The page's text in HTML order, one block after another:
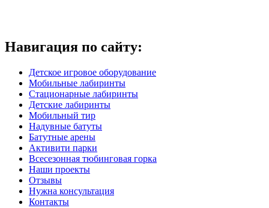
Навигация по сайту:
Детское игровое оборудование
Мобильные лабиринты
Стационарные лабиринты
Детские лабиринты
Мобильный тир
Надувные батуты
Батутные арены
Активити парки
Всесезонная тюбинговая горка
Наши проекты
Отзывы
Нужна консультация
Контакты